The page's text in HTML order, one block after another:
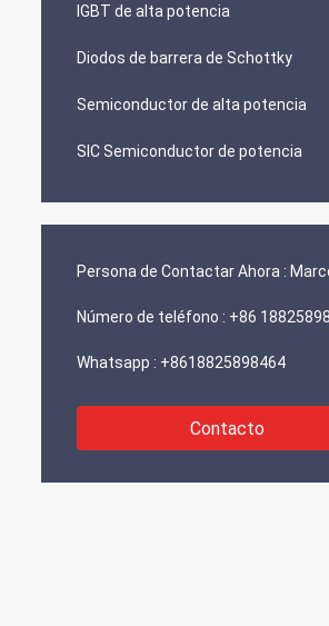
IGBT de alta potencia
Diodos de barrera de Schottky
Semiconductor de alta potencia
SIC Semiconductor de potencia
Persona de Contactar Ahora :
Número de teléfono : +86
Whatsapp : +8618825898464
Contacto